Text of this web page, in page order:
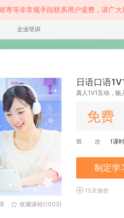
寄等非常规手段联系用户退费，请广
企业培训
收藏课程(1003)
日语口语
真人1V1互动，输
免费
班 次 1课
制定学
15天保价